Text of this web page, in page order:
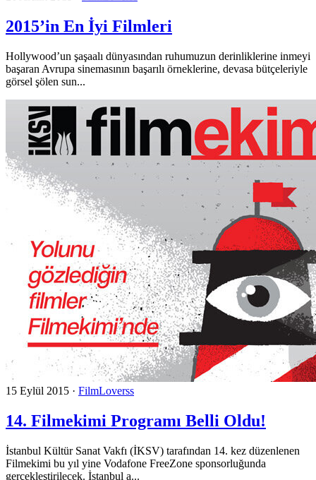
2015’in En İyi Filmleri
Hollywood’un şaşaalı dünyasından ruhumuzun derinliklerine inmeyi
başaran Avrupa sinemasının başarılı örneklerine, devasa bütçeleriyle
görsel şölen sun...
15 Eylül 2015 · FilmLoverss
14. Filmekimi Programı Belli Oldu!
İstanbul Kültür Sanat Vakfı (İKSV) tarafından 14. kez düzenlenen
Filmekimi bu yıl yine Vodafone FreeZone sponsorluğunda
gerçekleştirilecek. İstanbul a...